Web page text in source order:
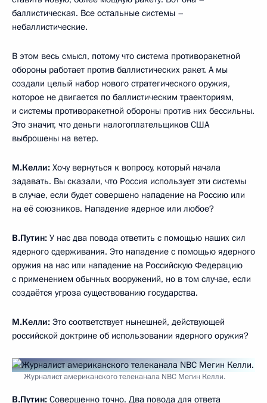
Главнокомандующий. И я 17 лет был офицером военной
разведки.
М.Келли:Вам лично импонирует тот факт, что Вы работали
в КГБ, и то, что это общеизвестный факт, об этом знают
люди? У Вас это вызывает положительные эмоции?
В.Путин:Ни положительные, ни отрицательные. Это был
большой опыт, причём в самых разных областях. Это было
полезно для меня, когда я перешёл в гражданскую сферу.
помогал.
М.Келли: Каким образом Вам помогал этот опыт?
из разведки, допустим, в университете, был помощником
ректора Петербургского университета. Это работа
с людьми, это умение налаживать контакты, побуждать
к каким-то действиям, объединять людей. Это очень важно
в академической среде. Потом я работал заместителем
широкая. Я отвечал за международные связи Петербурга,
пятимиллионного мегаполиса. Впервые познакомился,
Киссинджером. Всё это помогало, конечно, в работе тогда,
а потом уже дополнительный опыт помогал работать